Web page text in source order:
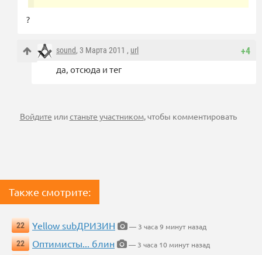
?
+4
sound, 3 Марта 2011 , url
да, отсюда и тег
Войдите илистаньте участником, чтобы комментировать
Также смотрите:
22 Yellow subДРИЗИН
— 3 часа 9 минут назад
22
Оптимисты... блин
— 3 часа 10 минут назад